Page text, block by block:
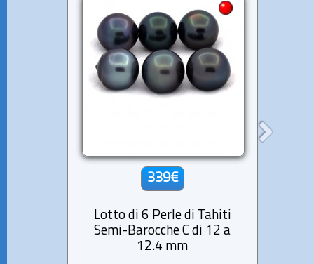
339€
Lotto di 6 Perle di Tahiti
Semi-Barocche C di 12 a
12.4 mm